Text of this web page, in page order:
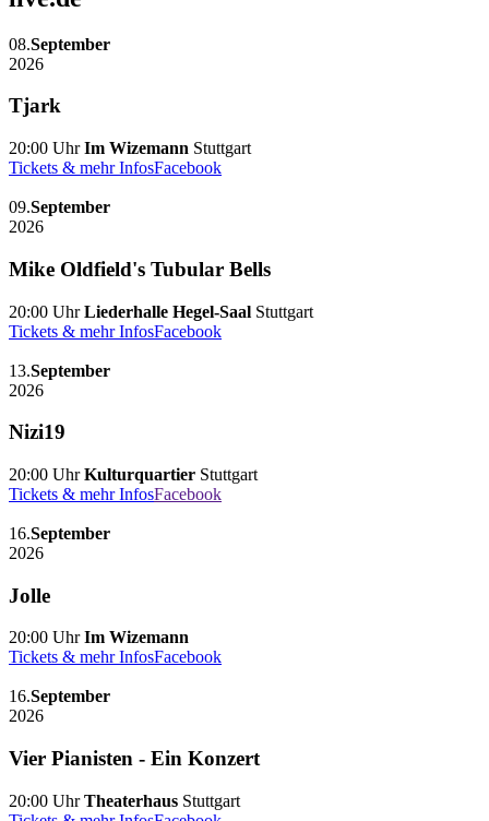
08.September
2026
Tjark
20:00 UhrIm Wizemann Stuttgart
Tickets & mehr InfosFacebook
09.September
2026
Mike Oldfield's Tubular Bells
20:00 UhrLiederhalle Hegel-Saal Stuttgart
Tickets & mehr InfosFacebook
13.September
2026
Nizi19
20:00 UhrKulturquartier Stuttgart
Tickets & mehr InfosFacebook
16.September
2026
Jolle
20:00 UhrIm Wizemann
Tickets & mehr InfosFacebook
16.September
2026
Vier Pianisten - Ein Konzert
20:00 UhrTheaterhaus Stuttgart